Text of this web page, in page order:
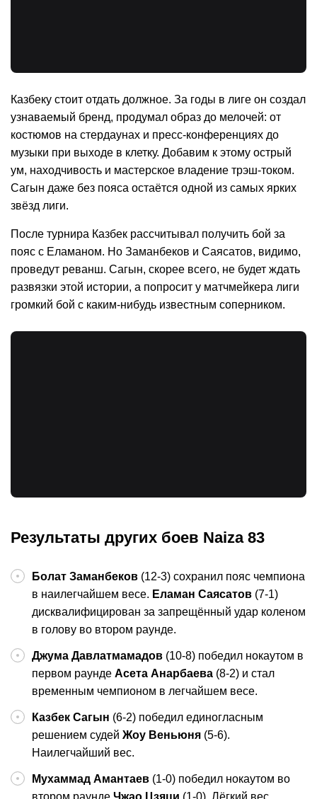
Казбеку стоит отдать должное. За годы в лиге он создал
узнаваемый бренд, продумал образ до мелочей: от
костюмов на стердаунах и пресс-конференциях до
музыки при выходе в клетку. Добавим к этому острый
ум, находчивость и мастерское владение трэш-током.
Сагын даже без пояса остаётся одной из самых ярких
звёзд лиги.
После турнира Казбек рассчитывал получить бой за
пояс с Еламаном. Но Заманбеков и Саясатов, видимо,
проведут реванш. Сагын, скорее всего, не будет ждать
развязки этой истории, а попросит у матчмейкера лиги
громкий бой с каким-нибудь известным соперником.
Результаты других боев Naiza 83
Болат Заманбеков (12-3) сохранил пояс чемпиона
в наилегчайшем весе. Еламан Саясатов (7-1)
дисквалифицирован за запрещённый удар коленом
в голову во втором раунде.
Джума Давлатмамадов (10-8) победил нокаутом в
первом раунде Асета Анарбаева (8-2) и стал
временным чемпионом в легчайшем весе.
Казбек Сагын (6-2) победил единогласным
решением судей Жоу Веньюня (5-6).
Наилегчайший вес.
Мухаммад Амантаев (1-0) победил нокаутом во
втором раунде Чжао Цзяци (1-0). Лёгкий вес.